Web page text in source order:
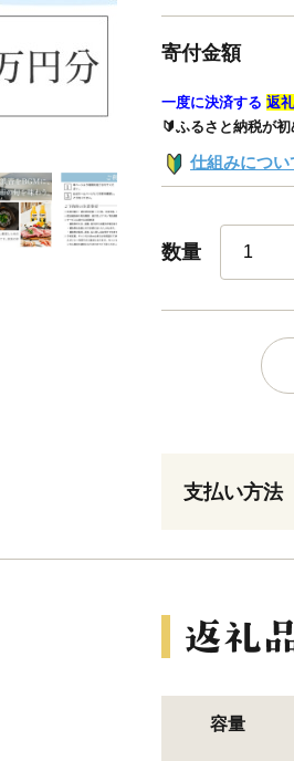
寄付金額
一度に決済する 返
🔰ふるさと納税が
仕組みについ
数量
支払い方法
容量